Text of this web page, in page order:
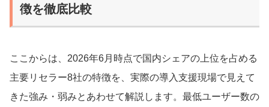
徴を徹底比較
ここからは、2026年6月時点で国内シェアの上位を占める
主要リセラー8社の特徴を、実際の導入支援現場で見えて
きた強み・弱みとあわせて解説します。最低ユーザー数の